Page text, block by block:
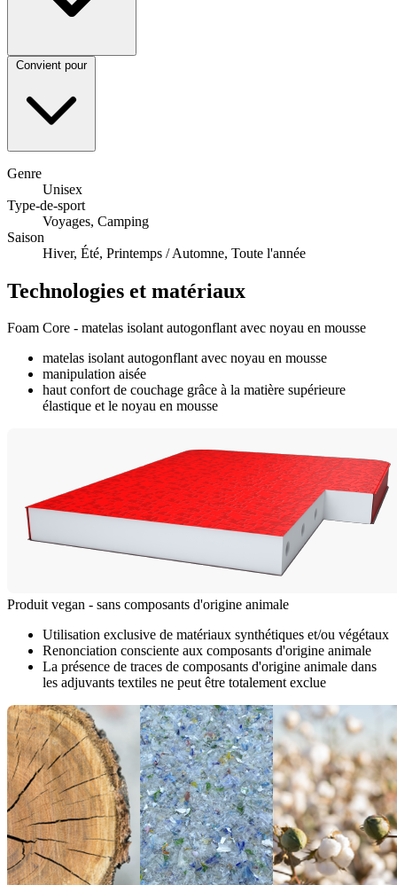
Convient pour
Genre
Unisex
Type-de-sport
Voyages, Camping
Saison
Hiver, Été, Printemps / Automne, Toute l'année
Technologies et matériaux
Foam Core - matelas isolant autogonflant avec noyau en mousse
matelas isolant autogonflant avec noyau en mousse
manipulation aisée
haut confort de couchage grâce à la matière supérieure
élastique et le noyau en mousse
Produit vegan - sans composants d'origine animale
Utilisation exclusive de matériaux synthétiques et/ou végétaux
Renonciation consciente aux composants d'origine animale
La présence de traces de composants d'origine animale dans
les adjuvants textiles ne peut être totalement exclue